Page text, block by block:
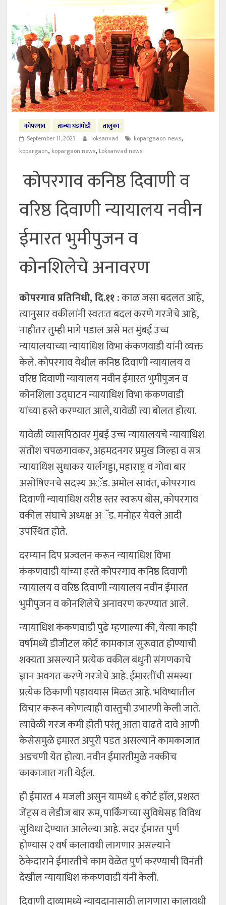
कोपरगाव ताज्या घडामोडी
तालुका
September 11, 2023
loksanvad kopargaaon news,
kopargaon, kopargaon news, Loksanvad news
कोपरगाव कनिष्ठ दिवाणी व
वरिष्ठ दिवाणी न्यायालय नवीन
ईमारत भुमीपुजन व
कोनशिलेचे अनावरण
कोपरगाव प्रतिनिधी, दि.११ :काळ जसा बदलत आहे,
त्यानुसार वकीलांनी स्वतःत बदल करणे गरजेचे आहे,
नाहीतर तुम्ही मागे पडाल असे मत मुंबई उच्च
न्यायालयाच्या न्यायाधिश विभा कंकणवाडी यांनी व्यक्त
केले. कोपरगाव येथील कनिष्ठ दिवाणी न्यायालय व
वरिष्ठ दिवाणी न्यायालय नवीन ईमारत भुमीपुजन व
कोनशिला उद्घाटन न्यायाधिश विभा कंकणवाडी
यांच्या हस्ते करण्यात आले, यावेळी त्या बोलत होत्या.
यावेळी व्यासपिठावर मुंबई उच्च न्यायालयचे न्यायाधिश
संतोश चपळगावकर, अहमदनगर प्रमुख जिल्हा व सत्र
न्यायाधिश सुधाकर यार्लगड्डा, महाराष्ट्र व गोवा बार
असोषिएनचे सदस्य अॅड. अमोल सावंत, कोपरगाव
दिवाणी न्यायाधिश वरीष्ठ स्तर स्वरूप बोस, कोपरगाव
वकील संघाचे अध्यक्ष अॅड. मनोहर येवले आदी
उपस्थित होते.
दरम्यान दिप प्रज्वलन करून न्यायाधिश विभा
कंकणवाडी यांच्या हस्ते कोपरगाव कनिष्ठ दिवाणी
न्यायालय व वरिष्ठ दिवाणी न्यायालय नवीन ईमारत
भुमीपुजन व कोनशिलेचे अनावरण करण्यात आले.
न्यायाधिश कंकणवाडी पुढे म्हणाल्या की, येत्या काही
वर्षामध्ये डीजीटल कोर्ट कामकाज सुरूवात होण्याची
शक्यता असल्याने प्रत्येक वकील बंधुनी संगणकाचे
ज्ञान अवगत करणे गरजेचे आहे. ईमारतींची समस्या
प्रत्येक ठिकाणी पहावयास मिळत आहे. भविष्यातील
विचार करून कोणत्याही वास्तुची उभारणी केली जाते.
त्यावेळी गरज कमी होती परंतू आता वाढते दावे आणी
केसेसमुळे इमारत अपुरी पडत असल्याने कामकाजात
अडचणी येत होत्या. नवीन ईमारतीमुळे नक्कीच
काकाजात गती येईल.
ही ईमारत 4 मजली असुन यामध्ये ६ कोर्ट हाॅल, प्रशस्त
जेंट्स व लेडीज बार रूम, पार्किंगच्या सुविधेसह विविध
सुविधा देण्यात आलेल्या आहे. सदर ईमारत पुर्ण
होण्यास २ वर्ष कालावधी लागणार असल्याने
ठेकेदाराने ईमारतीचे काम वेळेत पुर्ण करण्याची विनंती
देखील न्यायाधिश कंकणवाडी यंनी केली.
दिवाणी दाव्यामध्ये न्यायदानासाठी लागणारा कालावधी